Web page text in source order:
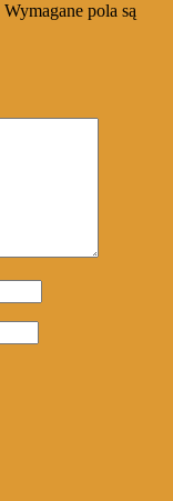
Wymagane pola są